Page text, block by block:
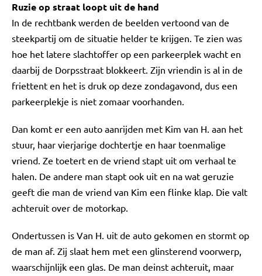
Ruzie op straat loopt uit de hand
In de rechtbank werden de beelden vertoond van de
steekpartij om de situatie helder te krijgen. Te zien was
hoe het latere slachtoffer op een parkeerplek wacht en
daarbij de Dorpsstraat blokkeert. Zijn vriendin is al in de
friettent en het is druk op deze zondagavond, dus een
parkeerplekje is niet zomaar voorhanden.
Dan komt er een auto aanrijden met Kim van H. aan het
stuur, haar vierjarige dochtertje en haar toenmalige
vriend. Ze toetert en de vriend stapt uit om verhaal te
halen. De andere man stapt ook uit en na wat geruzie
geeft die man de vriend van Kim een flinke klap. Die valt
achteruit over de motorkap.
Ondertussen is Van H. uit de auto gekomen en stormt op
de man af. Zij slaat hem met een glinsterend voorwerp,
waarschijnlijk een glas. De man deinst achteruit, maar